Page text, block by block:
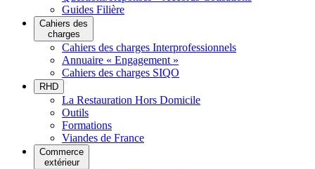
Guides Filière
Cahiers des
charges
Cahiers des charges Interprofessionnels
Annuaire « Engagement »
Cahiers des charges SIQO
RHD
La Restauration Hors Domicile
Outils
Formations
Viandes de France
Commerce
extérieur